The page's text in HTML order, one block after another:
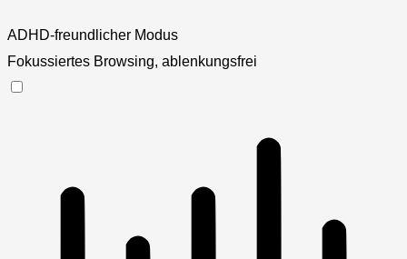
ADHD-freundlicher Modus
Fokussiertes Browsing, ablenkungsfrei